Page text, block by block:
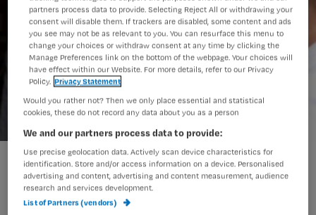
Verpleegkundigen Buurtzorg openen vestiging in VS
partners process data to provide. Selecting Reject All or withdrawing your
consent will disable them. If trackers are disabled, some content and ads
you see may not be as relevant to you. You can resurface this menu to
change your choices or withdraw consent at any time by clicking the
Manage Preferences link on the bottom of the webpage. Your choices will
have effect within our Website. For more details, refer to our Privacy
Policy. Privacy Statement
Would you rather not? Then we only place essential and statistical
cookies, these do not record any data about you as a person
We and our partners process data to provide:
Use precise geolocation data. Actively scan device characteristics for
identification. Store and/or access information on a device. Personalised
advertising and content, advertising and content measurement, audience
research and services development.
List of Partners (vendors)